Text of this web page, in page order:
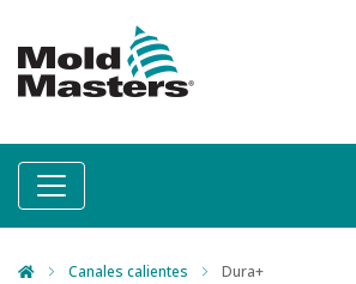
Canales calientes Dura+